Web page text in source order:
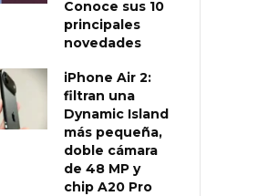
Conoce sus 10
principales
novedades
iPhone Air 2:
filtran una
Dynamic Island
más pequeña,
doble cámara
de 48 MP y
chip A20 Pro